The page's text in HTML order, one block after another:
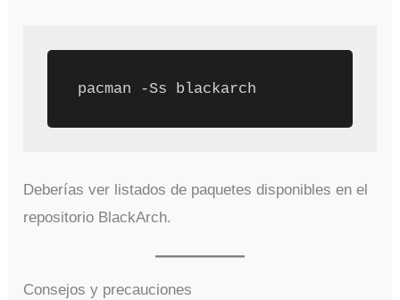
Deberías ver listados de paquetes disponibles en el
repositorio BlackArch.
Consejos y precauciones